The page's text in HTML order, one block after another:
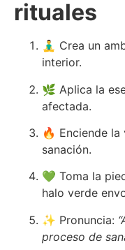
rituales
🧘‍♂️ Crea un
interior.
🌿 Aplica la
afectada.
🔥 Enciende
sanación.
💚 Toma la
halo verde
✨ Pronuncia:
proceso de